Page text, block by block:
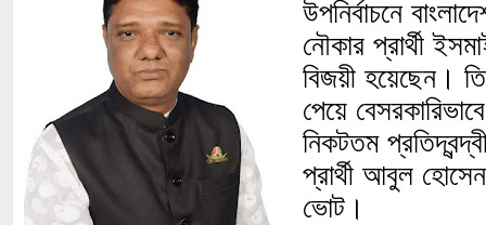
উপনির্বাচনে
নৌকার প্রার্থী
বিজয়ী হয়েছেন।
পেয়ে
নিকটতম
প্রার্থী আবুল
ভোট।